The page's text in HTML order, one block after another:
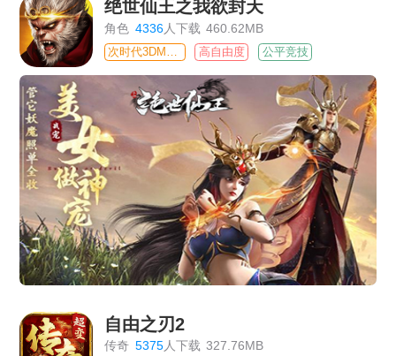
绝世仙王之我欲封天
角色 4336人下载 460.62MB
高自由度 公平竞技
自由之刃2
传奇 5375人下载 327.76MB